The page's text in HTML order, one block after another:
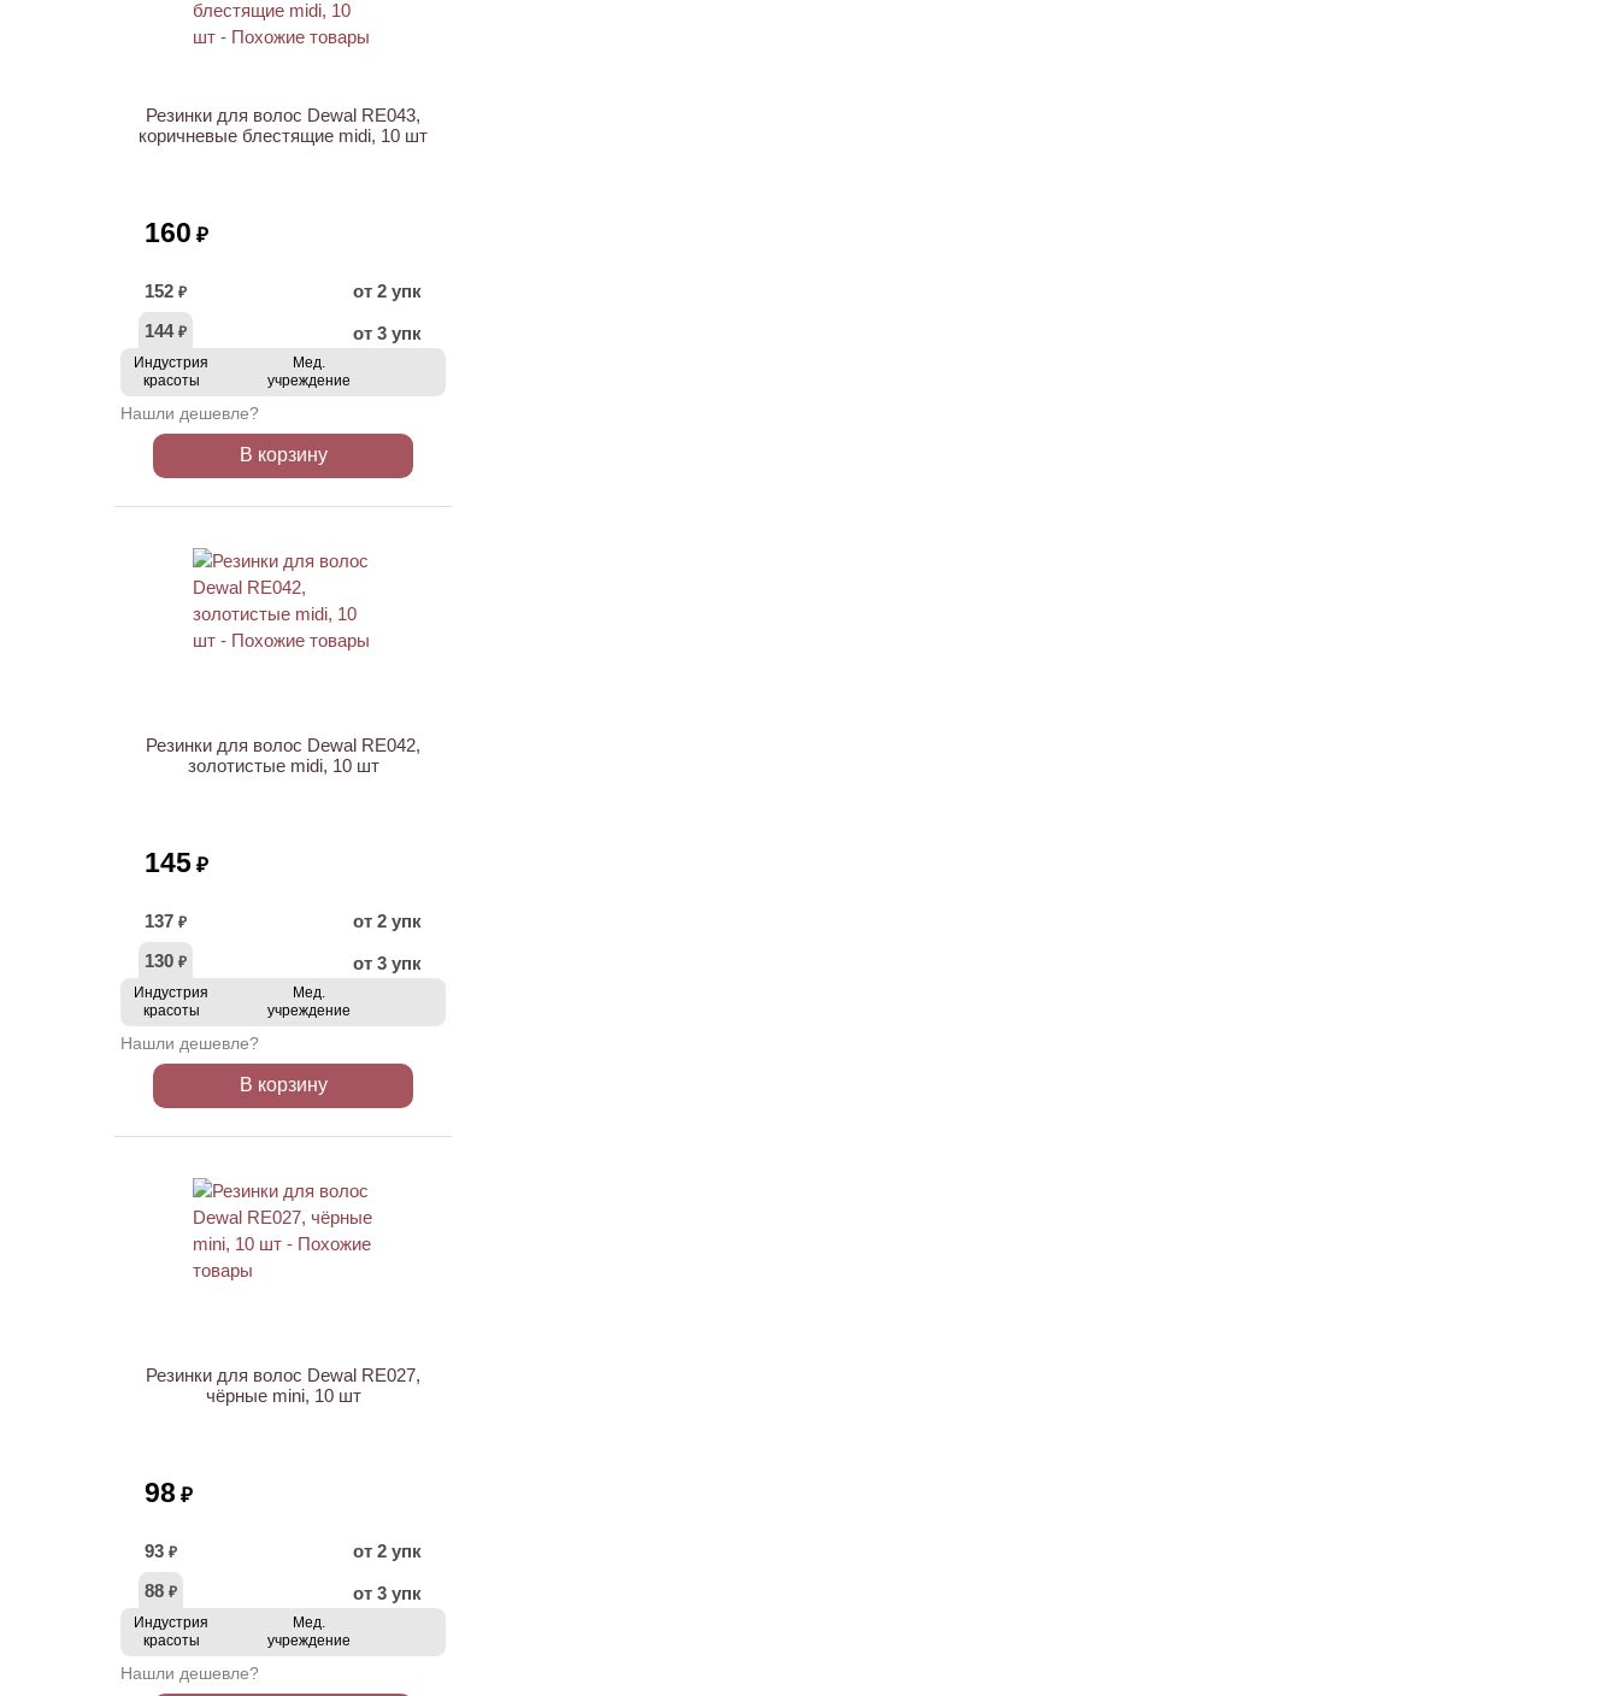
Резинки для волос Dewal RE043,
коричневые блестящие midi, 10 шт
160 ₽
152 ₽
от 2 упк
144 ₽ от 3 упк
Индустрия
красоты
Мед.
учреждение
Нашли дешевле?
В корзину
Резинки для волос Dewal RE042,
золотистые midi, 10 шт
145 ₽
137 ₽
от 2 упк
130 ₽ от 3 упк
Индустрия
красоты
Мед.
учреждение
Нашли дешевле?
В корзину
Резинки для волос Dewal RE027,
чёрные mini, 10 шт
98 ₽
93 ₽
от 2 упк
88 ₽ от 3 упк
Индустрия
красоты
Мед.
учреждение
Нашли дешевле?